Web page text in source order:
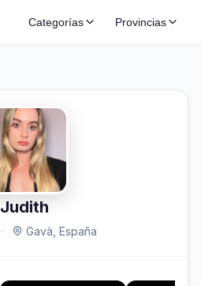
Categorías Provincias
Judith
· Gavà, España